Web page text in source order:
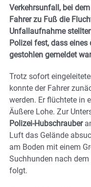
Verkehrsunfall, bei
Fahrer zu Fuß die
Unfallaufnahme
Polizei fest, dass eines
gestohlen gemeldet
Trotz sofort
konnte der Fahrer
werden. Er flüchtete in
Äußere Lohe. Zur
Polizei-Hubschrauber
Luft das Gelände
am Boden mit einem
Suchhunden nach
folgt.